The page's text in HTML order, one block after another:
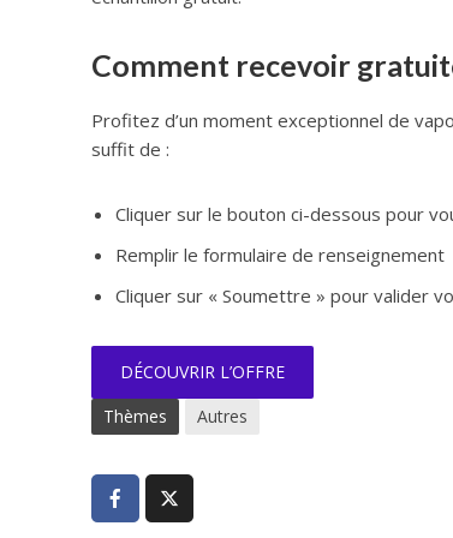
Comment recevoir
Profitez d’un moment exceptionnel de
suffit de :
Cliquer sur le bouton ci-dessous pour
Remplir le formulaire de renseignement
Cliquer sur « Soumettre » pour valider
DÉCOUVRIR L’OFFRE
Thèmes
Autres